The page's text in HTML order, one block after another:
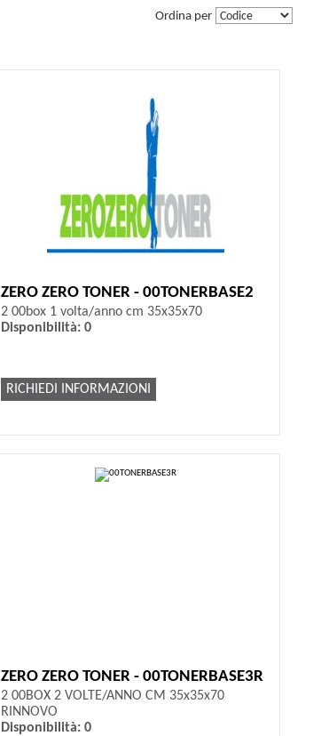
Ordina per
ZERO ZERO TONER - 00TONERBASE2
2 00box 1 volta/anno cm 35x35x70
Disponibilità: 0
RICHIEDI INFORMAZIONI
ZERO ZERO TONER - 00TONERBASE3R
2 00BOX 2 VOLTE/ANNO CM 35x35x70
RINNOVO
Disponibilità: 0